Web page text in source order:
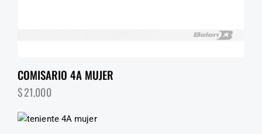
COMISARIO 4A MUJER
$21,000